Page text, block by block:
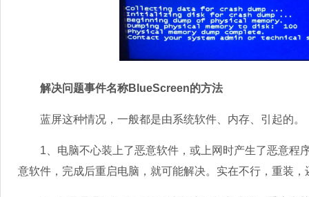
解决问题事件名称BlueScreen的方法
蓝屏这种情况，一般都是由系统软件、内存、引起的。
1、电脑不心装上了恶意软件，或上网时产生了恶意程
意软件，完成后重启电脑，就可能解决。实在不行，重装